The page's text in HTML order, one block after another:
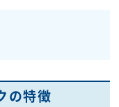
の特徴